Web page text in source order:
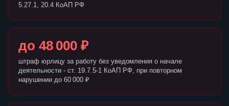
5.27.1, 20.4 КоАП РФ
до 48 000 ₽
штраф юрлицу за работу без уведомления о начале
деятельности - ст. 19.7.5-1 КоАП РФ, при повторном
нарушении до 60 000 ₽